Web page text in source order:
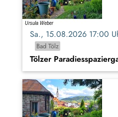
Sa., 15.08.2026 17:00
Bad Tölz
Tölzer